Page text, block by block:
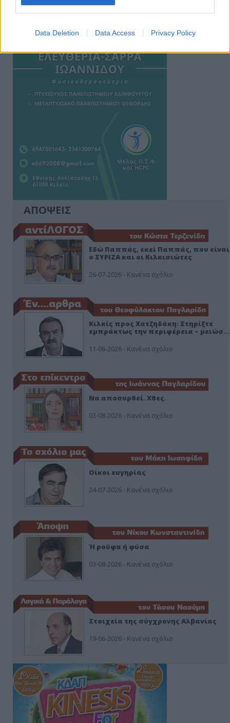
Data Deletion Data Access Privacy Policy
ΑΠΟΨΕΙΣ
Εδώ Παππάς, εκεί Παππάς, που είναι
ο ΣΥΡΙΖΑ και οι Κιλκισιώτες
26-07-2026 - Κανένα σχόλιο
Κιλκίς προς Χατζηδάκη: Στηρίξτε
εμπράκτως την περιφέρεια – μειώσ…
11-06-2026 - Κανένα σχόλιο
Να αποσυρθεί. Χθες.
03-08-2026 - Κανένα σχόλιο
Οίκοι ευγηρίας
24-07-2026 - Κανένα σχόλιο
Ή ρούφα ή φύσα
03-08-2026 - Κανένα σχόλιο
Στοιχεία της σύγχρονης Αλβανίας
19-06-2026 - Κανένα σχόλιο